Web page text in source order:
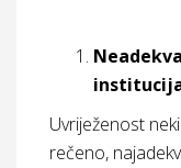
Uvriježenost
rečeno,